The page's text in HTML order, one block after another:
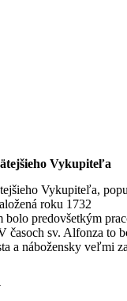
Vykupiteľa
Vykupiteľa,
roku 1732
bolo predovšetkým
časoch sv. Alfonza to
a nábožensky veľmi